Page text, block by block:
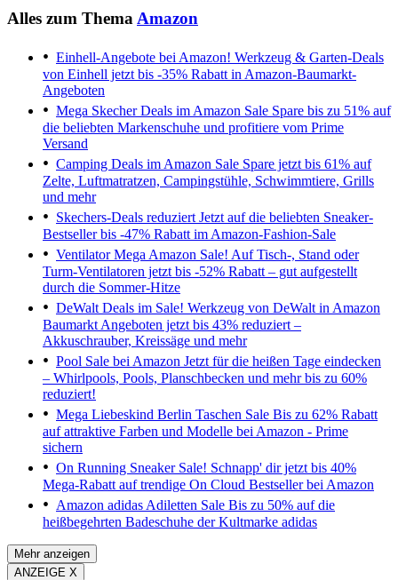
Alles zum ThemaAmazon
Einhell-Angebote bei Amazon! Werkzeug & Garten-Deals
von Einhell jetzt bis -35% Rabatt in Amazon-Baumarkt-
Angeboten
Mega Skecher Deals im Amazon Sale Spare bis zu 51% auf
die beliebten Markenschuhe und profitiere vom Prime
Versand
Camping Deals im Amazon Sale Spare jetzt bis 61% auf
Zelte, Luftmatratzen, Campingstühle, Schwimmtiere, Grills
und mehr
Skechers-Deals reduziert Jetzt auf die beliebten Sneaker-
Bestseller bis -47% Rabatt im Amazon-Fashion-Sale
Ventilator Mega Amazon Sale! Auf Tisch-, Stand oder
Turm-Ventilatoren jetzt bis -52% Rabatt – gut aufgestellt
durch die Sommer-Hitze
DeWalt Deals im Sale! Werkzeug von DeWalt in Amazon
Baumarkt Angeboten jetzt bis 43% reduziert –
Akkuschrauber, Kreissäge und mehr
Pool Sale bei Amazon Jetzt für die heißen Tage eindecken
– Whirlpools, Pools, Planschbecken und mehr bis zu 60%
reduziert!
Mega Liebeskind Berlin Taschen Sale Bis zu 62% Rabatt
auf attraktive Farben und Modelle bei Amazon - Prime
sichern
On Running Sneaker Sale! Schnapp' dir jetzt bis 40%
Mega-Rabatt auf trendige On Cloud Bestseller bei Amazon
Amazon adidas Adiletten Sale Bis zu 50% auf die
heißbegehrten Badeschuhe der Kultmarke adidas
Mehr anzeigen
ANZEIGE X